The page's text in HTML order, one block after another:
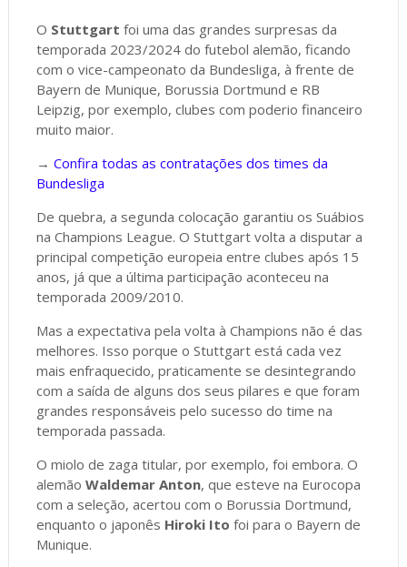
O Stuttgart foi uma das grandes surpresas da
temporada 2023/2024 do futebol alemão, ficando
com o vice-campeonato da Bundesliga, à frente de
Bayern de Munique, Borussia Dortmund e RB
Leipzig, por exemplo, clubes com poderio financeiro
muito maior.
→ Confira todas as contratações dos times da
Bundesliga
De quebra, a segunda colocação garantiu os Suábios
na Champions League. O Stuttgart volta a disputar a
principal competição europeia entre clubes após 15
anos, já que a última participação aconteceu na
temporada 2009/2010.
Mas a expectativa pela volta à Champions não é das
melhores. Isso porque o Stuttgart está cada vez
mais enfraquecido, praticamente se desintegrando
com a saída de alguns dos seus pilares e que foram
grandes responsáveis pelo sucesso do time na
temporada passada.
O miolo de zaga titular, por exemplo, foi embora. O
alemão Waldemar Anton, que esteve na Eurocopa
com a seleção, acertou com o Borussia Dortmund,
enquanto o japonês Hiroki Ito foi para o Bayern de
Munique.